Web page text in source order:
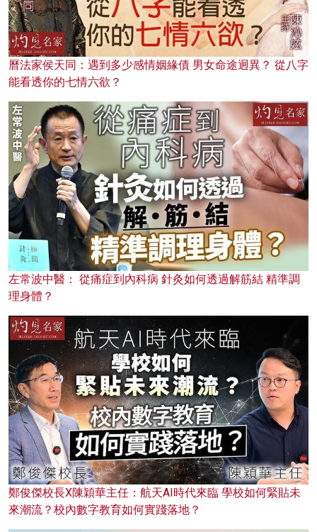
曆法家侯天同：遇到多少感情姻緣債 男女命途迥異？ 從八字
能看透你的七情六欲？
左常波中醫： 從痛症到內科病 針灸如何透過解筋結 精準調
理身體？
鄭俊傑校長X陳穎華主任：航天AI時代來臨 學校如何緊貼未
來潮流？校內數字教育如何實踐落地？